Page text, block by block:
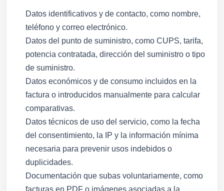
Datos identificativos y de contacto, como nombre,
teléfono y correo electrónico.
Datos del punto de suministro, como CUPS, tarifa,
potencia contratada, dirección del suministro o tipo
de suministro.
Datos económicos y de consumo incluidos en la
factura o introducidos manualmente para calcular
comparativas.
Datos técnicos de uso del servicio, como la fecha
del consentimiento, la IP y la información mínima
necesaria para prevenir usos indebidos o
duplicidades.
Documentación que subas voluntariamente, como
facturas en PDF o imágenes asociadas a la